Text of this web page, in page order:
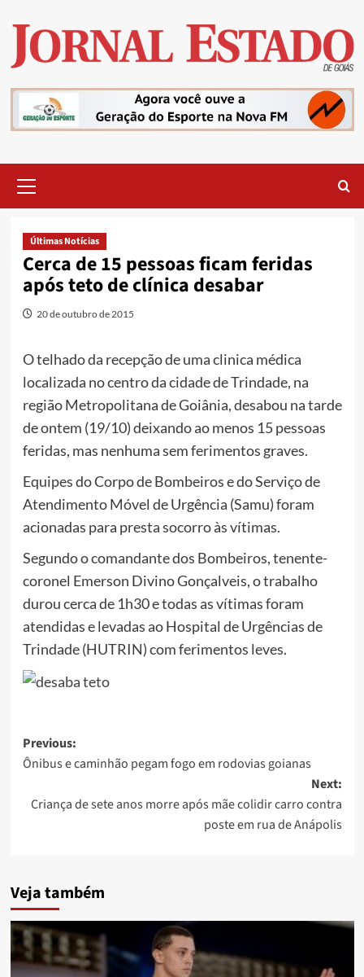
content
Menu
Últimas Notícias
Cerca de 15 pessoas ficam feridas
após teto de clínica desabar
20 de outubro de 2015
O telhado da recepção de uma clinica médica
localizada no centro da cidade de Trindade, na
região Metropolitana de Goiânia, desabou na tarde
de ontem (19/10) deixando ao menos 15 pessoas
feridas, mas nenhuma sem ferimentos graves.
Equipes do Corpo de Bombeiros e do Serviço de
Atendimento Móvel de Urgência (Samu) foram
acionadas para presta socorro às vítimas.
Segundo o comandante dos Bombeiros, tenente-
coronel Emerson Divino Gonçalveis, o trabalho
durou cerca de 1h30 e todas as vítimas foram
atendidas e levadas ao Hospital de Urgências de
Trindade (HUTRIN) com ferimentos leves.
Post
navigation
Previous:
Ônibus e caminhão pegam fogo em rodovias goianas
Next:
Criança de sete anos morre após mãe colidir carro contra
poste em rua de Anápolis
Veja também